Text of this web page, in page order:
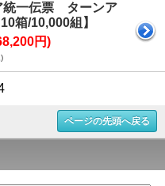
統一伝票 ターンア
箱/10,000組】
円)
ページの先頭へ戻る